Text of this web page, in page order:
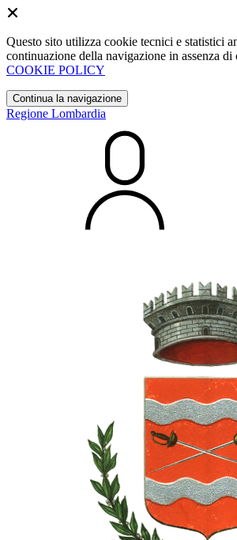
Questo sito utilizza cookie tecnici e statistici
continuazione della navigazione in assenza
COOKIE POLICY
Continua la navigazione
Regione Lombardia